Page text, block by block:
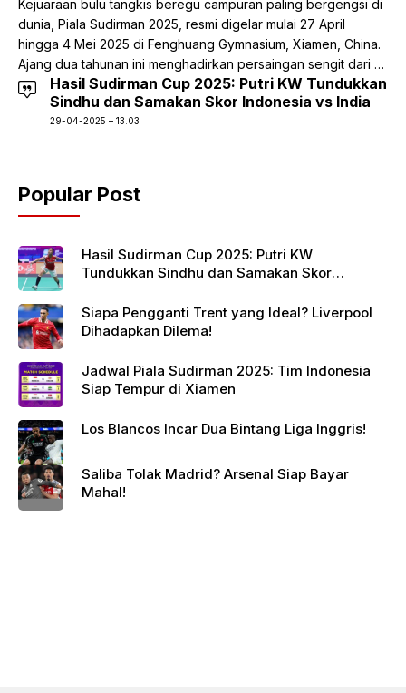
Kejuaraan bulu tangkis beregu campuran paling bergengsi di
dunia, Piala Sudirman 2025, resmi digelar mulai 27 April
hingga 4 Mei 2025 di Fenghuang Gymnasium, Xiamen, China.
Ajang dua tahunan ini menghadirkan persaingan sengit dari …
Hasil Sudirman Cup 2025: Putri KW Tundukkan
Sindhu dan Samakan Skor Indonesia vs India
29-04-2025 – 13.03
Popular Post
Hasil Sudirman Cup 2025: Putri KW
Tundukkan Sindhu dan Samakan Skor
Siapa Pengganti Trent yang Ideal? Liverpool
Dihadapkan Dilema!
Jadwal Piala Sudirman 2025: Tim Indonesia
Siap Tempur di Xiamen
Los Blancos Incar Dua Bintang Liga Inggris!
Saliba Tolak Madrid? Arsenal Siap Bayar
Mahal!